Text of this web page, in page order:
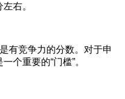
右。
有竞争力的分数。对于申
个重要的“门槛”。